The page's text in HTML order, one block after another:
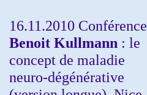
16.11.2010 Conférence
Benoit Kullmann : le
concept de maladie
neuro-dégénérative